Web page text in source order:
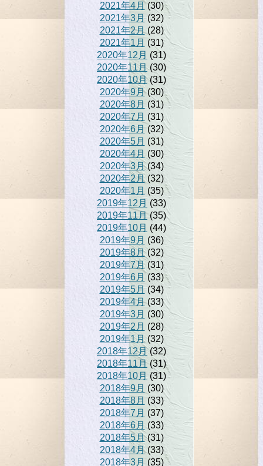
2021年4月(30)
2021年3月(32)
2021年2月(28)
2021年1月 (31)
2020年12月 (31)
2020年11月(30)
2020年10月(31)
2020年9月(30)
2020年8月 (31)
2020年7月 (31)
2020年6月 (32)
2020年5月 (31)
2020年4月 (30)
2020年3月(34)
2020年2月(32)
2020年1月 (35)
2019年12月 (33)
2019年11月 (35)
2019年10月 (44)
2019年9月 (36)
2019年8月(32)
2019年7月(31)
2019年6月 (33)
2019年5月(34)
2019年4月(33)
2019年3月 (30)
2019年2月 (28)
2019年1月(32)
2018年12月(32)
2018年11月 (31)
2018年10月 (31)
2018年9月 (30)
2018年8月 (33)
2018年7月 (37)
2018年6月 (33)
2018年5月(31)
2018年4月(33)
2018年3月 (35)